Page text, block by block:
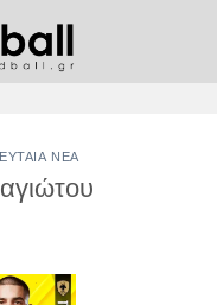
ΝΈΑ